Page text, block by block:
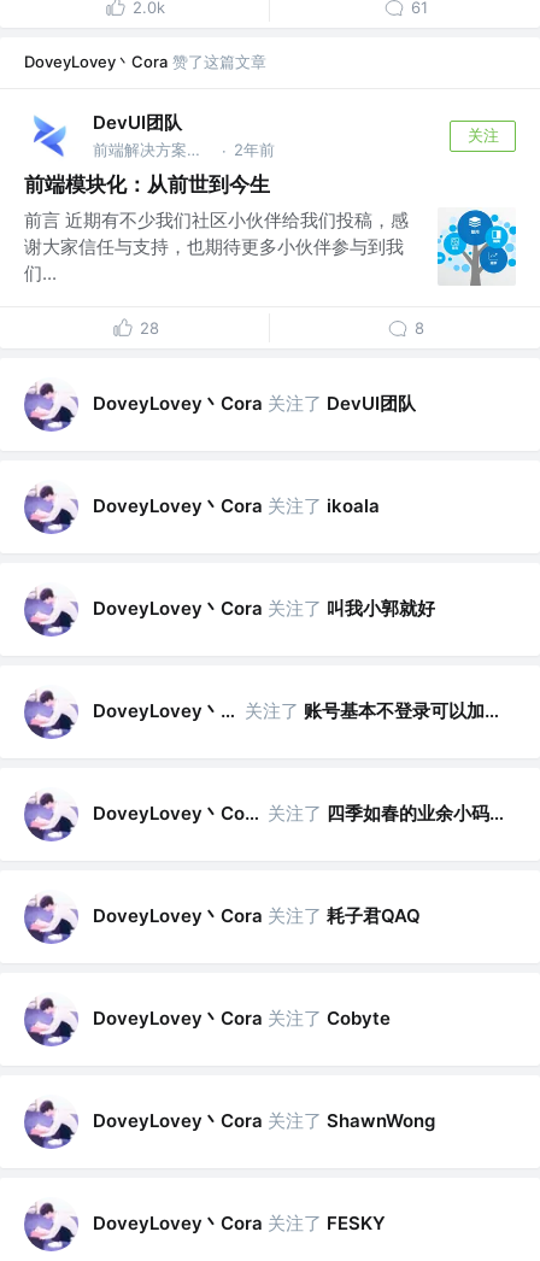
2.0k 61
DoveyLovey丶Cora 赞了这篇文章
DevUI团队
前端解决方案集 @华为 · 2年前
关注
前端模块化：从前世到今生
前言 近期有不少我们社区小伙伴给我们投稿，感
谢大家信任与支持，也期待更多小伙伴参与到我
们...
28 8
DoveyLovey丶Cora 关注了 DevUI团队
DoveyLovey丶Cora 关注了 ikoala
DoveyLovey丶Cora 关注了 叫我小郭就好
DoveyLovey丶Cora 关注了 账号基本不登录可以加我微信
DoveyLovey丶Cora 关注了 四季如春的业余小码农
DoveyLovey丶Cora 关注了 耗子君QAQ
DoveyLovey丶Cora 关注了 Cobyte
DoveyLovey丶Cora 关注了 ShawnWong
DoveyLovey丶Cora 关注了 FESKY